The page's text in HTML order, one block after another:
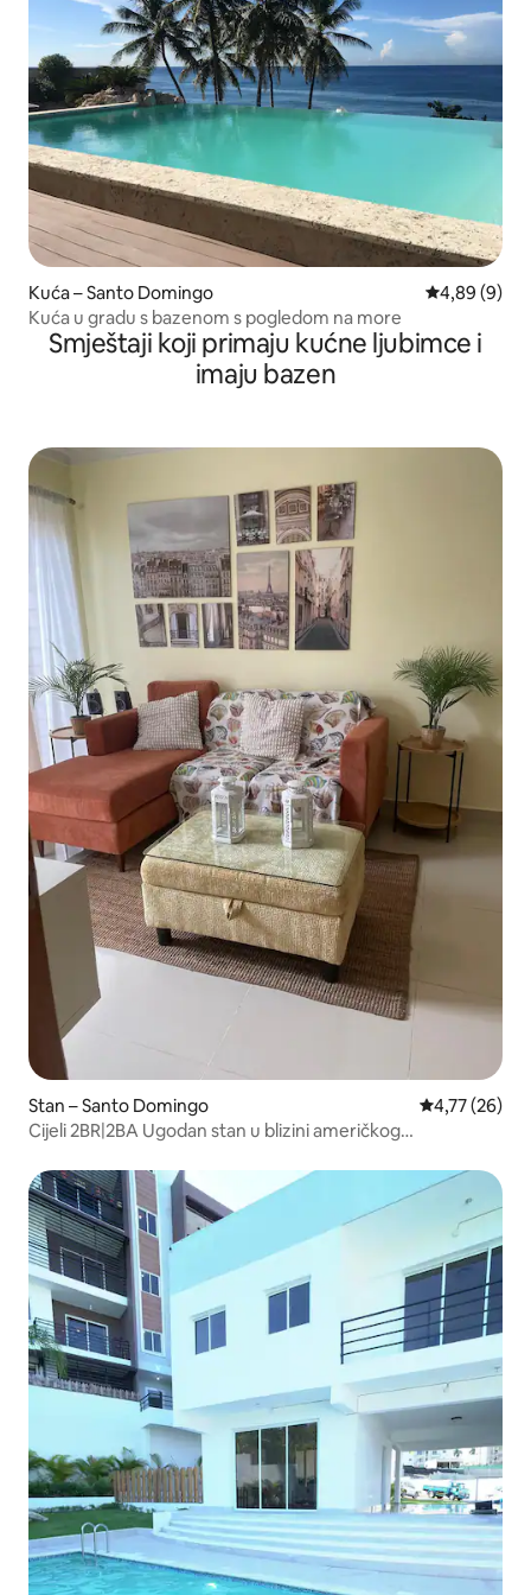
Kuća – Santo Domingo Prosječna
4,89 (9)
Kuća u gradu s bazenom s pogledom na more
Smještaji koji primaju kućne ljubimce i
imaju bazen
Stan – Santo Domingo Prosječna
4,77 (26)
Cijeli 2BR|2BA Ugodan stan u blizini američkog